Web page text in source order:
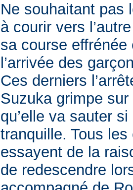
Ne souhaitant pas
à courir vers
sa course
l’arrivée des
Ces derniers
Suzuka grimpe
qu’elle va sauter
tranquille. Tous
essayent de la
de redescendre